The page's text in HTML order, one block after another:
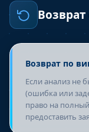
Возврат по
Если анализ не
(ошибка или
право на
предоставить